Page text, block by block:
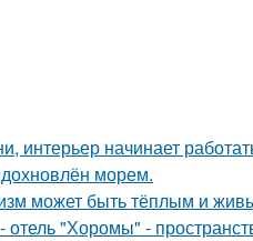
интерьер начинает
морем.
может быть тёплым и
"Хоромы" -